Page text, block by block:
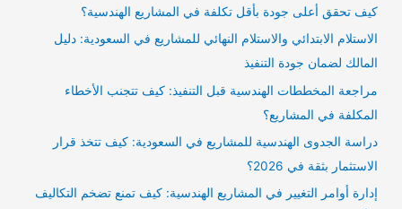
كيف تحقق أعلى جودة بأقل تكلفة في المشاريع الهندسية؟
الاستلام الابتدائي والاستلام النهائي للمشاريع في السعودية: دليل
المالك لضمان جودة التنفيذ
مراجعة المخططات الهندسية قبل التنفيذ: كيف تتجنب الأخطاء
المكلفة في المشاريع؟
دراسة الجدوى الهندسية للمشاريع في السعودية: كيف تتخذ قرار
الاستثمار بثقة في 2026؟
إدارة أوامر التغيير في المشاريع الهندسية: كيف تمنع تضخم التكاليف